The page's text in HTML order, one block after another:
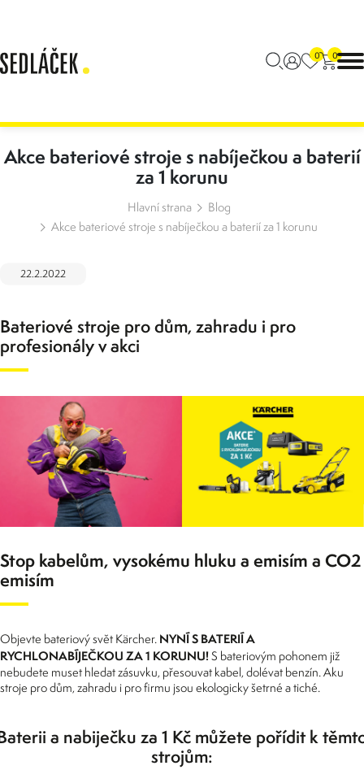
0 0
Akce bateriové stroje s nabíječkou a baterií
za 1 korunu
Hlavní strana
Blog
Akce bateriové stroje s nabíječkou a baterií za 1 korunu
22.2.2022
Bateriové stroje pro dům, zahradu i pro
profesionály v akci
Stop kabelům, vysokému hluku a emisím a CO2
emisím
Objevte bateriový svět Kärcher. NYNÍ S BATERIÍ A
RYCHLONABÍJEČKOU ZA 1 KORUNU!S bateriovým pohonem již
nebudete muset hledat zásuvku, přesouvat kabel, dolévat benzín. Aku
stroje pro dům, zahradu i pro firmu jsou ekologicky šetrné a tiché.
a nabiječku za 1 Kč můžete pořídit k
strojům: